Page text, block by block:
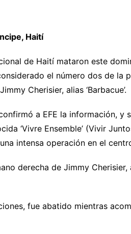
Haití
de Haití mataron este
considerado el número dos de
Cherisier, alias ‘Barbacue’.
a EFE la información, y
‘Vivre Ensemble’ (Vivir
intensa operación en el
derecha de Jimmy
fue abatido mientras